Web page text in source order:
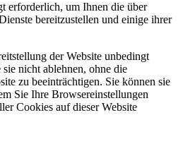
erforderlich, um Ihnen die über
bereitzustellen und einige ihrer
der Website unbedingt
nicht ablehnen, ohne die
zu beeinträchtigen. Sie können sie
Sie Ihre Browsereinstellungen
Cookies auf dieser Website